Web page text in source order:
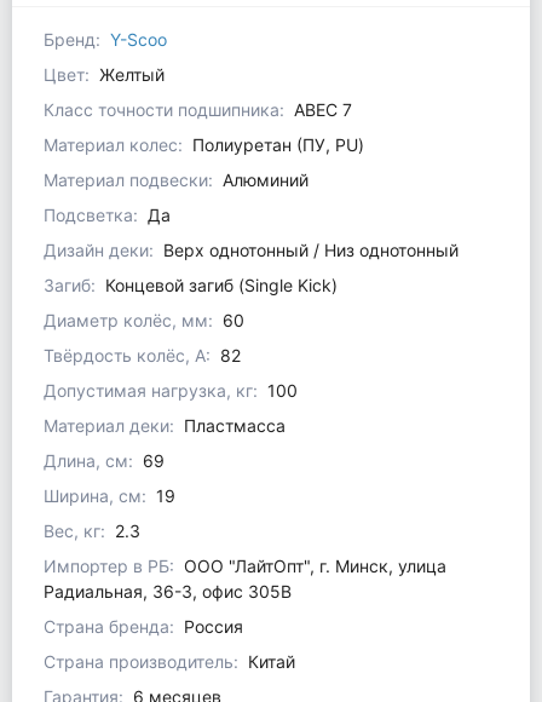
Бренд: Y-Scoo
Цвет: Желтый
Класс точности подшипника: ABEC 7
Материал колес: Полиуретан (ПУ, PU)
Материал подвески: Алюминий
Подсветка: Да
Дизайн деки: Верх однотонный / Низ однотонный
Загиб: Концевой загиб (Single Kick)
Диаметр колёс, мм: 60
Твёрдость колёс, А: 82
Допустимая нагрузка, кг: 100
Материал деки: Пластмасса
Длина, см: 69
Ширина, см: 19
Вес, кг: 2.3
Импортер в РБ: ООО "ЛайтОпт", г. Минск, улица
Радиальная, 36-3, офис 305В
Страна бренда: Россия
Страна производитель: Китай
Гарантия: 6 месяцев